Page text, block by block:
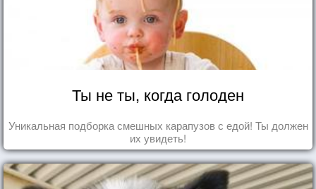
Ты не ты, когда голоден
Уникальная подборка смешных карапузов с едой! Ты должен
их увидеть!